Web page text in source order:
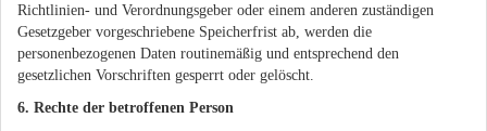
Richtlinien- und Verordnungsgeber oder einem anderen zuständigen
Gesetzgeber vorgeschriebene Speicherfrist ab, werden die
personenbezogenen Daten routinemäßig und entsprechend den
gesetzlichen Vorschriften gesperrt oder gelöscht.
6. Rechte der betroffenen Person